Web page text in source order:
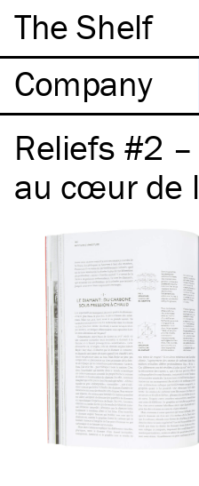
The Shelf
Company
Reliefs #2
au cœur de